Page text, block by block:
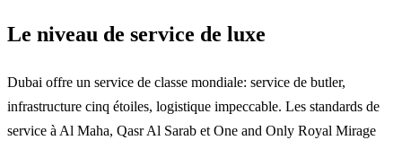
Le niveau de service de luxe
Dubai offre un service de classe mondiale: service de butler,
infrastructure cinq étoiles, logistique impeccable. Les standards de
service à Al Maha, Qasr Al Sarab et One and Only Royal Mirage